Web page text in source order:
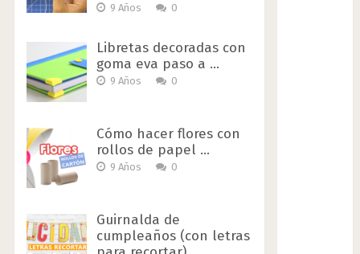
9 Años 0
Libretas decoradas con
goma eva paso a …
9 Años 0
Cómo hacer flores con
rollos de papel …
9 Años 0
Guirnalda de
cumpleaños (con letras